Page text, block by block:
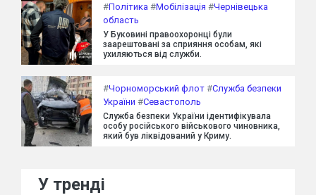
#Політика #Мобілізація #Чернівецька
область
У Буковині правоохоронці були
заарештовані за сприяння особам, які
ухиляються від служби.
#Чорноморський флот #Служба безпеки
України #Севастополь
Служба безпеки України ідентифікувала
особу російського військового чиновника,
який був ліквідований у Криму.
У тренді